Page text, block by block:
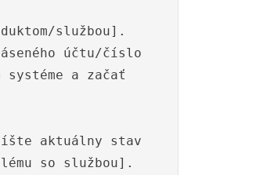
službou].
účtu/číslo
a začať
aktuálny stav
so službou].